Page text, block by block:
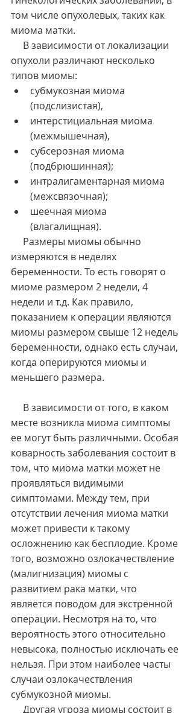
том числе опухолевых, таких как
миома матки.
опухоли различают несколько
типов миомы:
субмукозная миома
(подслизистая),
интерстициальная миома
(межмышечная),
субсерозная миома
(подбрюшинная);
интралигаментарная миома
(межсвязочная);
шеечная миома
(влагалищная).
измеряются в неделях
беременности. То есть говорят о
миоме размером 2 недели, 4
недели и т.д. Как правило,
показанием к операции являются
миомы размером свыше 12 недель
беременности, однако есть случаи,
когда оперируются миомы и
меньшего размера.
месте возникла миома симптомы
ее могут быть различными. Особая
коварность заболевания состоит в
том, что миома матки может не
проявляться видимыми
симптомами. Между тем, при
отсутствии лечения миома матки
может привести к такому
осложнению как бесплодие. Кроме
того, возможно озлокачествление
(малигнизация) миомы с
развитием рака матки, что
является поводом для экстренной
операции. Несмотря на то, что
вероятность этого относительно
невысока, полностью исключать ее
нельзя. При этом наиболее часты
случаи озлокачествления
субмукозной миомы.